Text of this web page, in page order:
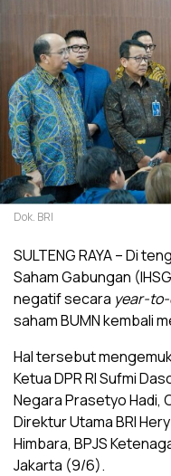
Dok. BRI
SULTENG RAYA – Di
Saham Gabungan
negatif secara year-
saham BUMN kembali
Hal tersebut
Ketua DPR RI Sufmi
Negara Prasetyo Hadi,
Direktur Utama BRI
Himbara, BPJS
Jakarta (9/6).